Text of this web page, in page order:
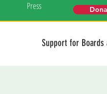
Press
Support for Boards